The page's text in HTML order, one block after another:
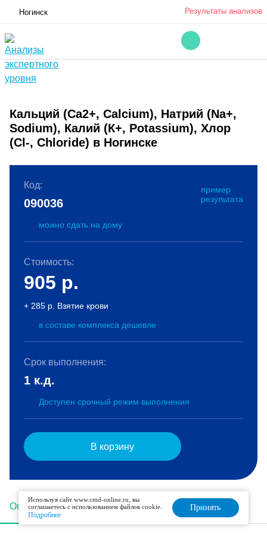
Ногинск Результаты анализов
Кальций (Са2+, Calcium), Натрий (Na+,
Sodium), Калий (К+, Potassium), Хлор
(Cl-, Chloride) в Ногинске
Описание Подготовка Интерпретация
Код:
пример
результата
090036
можно сдать на дому
Стоимость:
905 р.
+ 285 р. Взятие крови
в составе комплекса дешевле
Срок выполнения:
1 к.д.
Доступен срочный режим выполнения
В корзину
Используя сайт www.cmd-online.ru, вы
соглашаетесь с использованием файлов cookie.
Подробнее
Принять